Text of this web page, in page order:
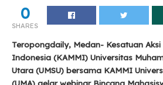
0
SHARES
Teropongdaily, Medan- Kesatuan
Indonesia (KAMMI) Universitas
Utara (UMSU) bersama KAMMI
(UMA) gelar webinar Bincang